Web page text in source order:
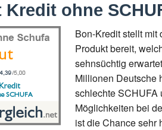
ohne
Bon-Kredit stellt mit
Produkt bereit,
sehnsüchtig
Millionen Deutsche
schlechte SCHUFA
Möglichkeiten bei
ist die Chance sehr